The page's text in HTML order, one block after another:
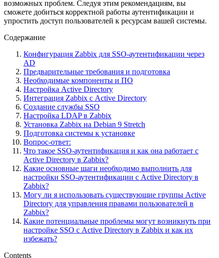
возможных проблем. Следуя этим рекомендациям, вы
сможете добиться корректной работы аутентификации и
упростить доступ пользователей к ресурсам вашей системы.
Содержание
Конфигурация Zabbix для SSO-аутентификации через
AD
Предварительные требования и подготовка
Необходимые компоненты и ПО
Настройка Active Directory
Интеграция Zabbix с Active Directory
Создание службы SSO
Настройка LDAP в Zabbix
Установка Zabbix на Debian 9 Stretch
Подготовка системы к установке
Вопрос-ответ:
Что такое SSO-аутентификация и как она работает с
Active Directory в Zabbix?
Какие основные шаги необходимо выполнить для
настройки SSO-аутентификации с Active Directory в
Zabbix?
Могу ли я использовать существующие группы Active
Directory для управления правами пользователей в
Zabbix?
Какие потенциальные проблемы могут возникнуть при
настройке SSO с Active Directory в Zabbix и как их
избежать?
Contents